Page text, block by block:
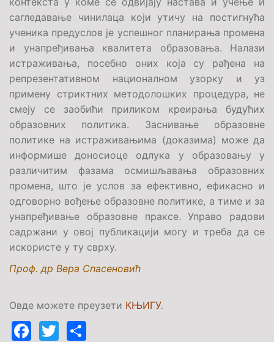
сагледавање чинилаца који утичу на постигнућа
ученика предуслов је успешног планирања промена
и унапређивања квалитета образовања. Налази
истраживања, посебно оних која су рађена на
репрезентативном националном узорку и уз
примену стриктних методолошких процедура, не
смеју се заобићи приликом креирања будућих
образовних политика. Заснивање образовне
политике на истраживањима (доказима) може да
информише доносиоце одлука у образовању у
различитим фазама осмишљавања образовних
промена, што је услов за ефективно, ефикасно и
одговорно вођење образовне политике, а тиме и за
унапређивање образовне праксе. Управо радови
садржани у овој публикацији могу и треба да се
искористе у ту сврху.
Проф. др Вера Спасеновић
Овде можете преузети КЊИГУ.
Facebook
Twitter